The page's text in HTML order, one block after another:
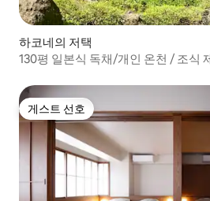
하코네의 저택
130평 일본식 독채/개인 온천 / 조식
게스트 선호
게스트 선호